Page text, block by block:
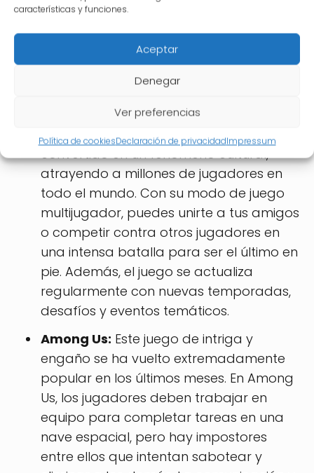
características y funciones.
Aceptar
Denegar
Ver preferencias
Política de cookiesDeclaración de privacidadImpressum
real en busca de Pokémon para
cuenta con eventos especiales y
actualizaciones constantes que
mantienen a los jugadores
enganchados.
Fortnite:Este juego de batalla real se ha
convertido en un fenómeno cultural,
atrayendo a millones de jugadores en
todo el mundo. Con su modo de juego
multijugador, puedes unirte a tus amigos
o competir contra otros jugadores en
una intensa batalla para ser el último en
pie. Además, el juego se actualiza
regularmente con nuevas temporadas,
desafíos y eventos temáticos.
Among Us: Este juego de intriga y
engaño se ha vuelto extremadamente
popular en los últimos meses. En Among
Us, los jugadores deben trabajar en
equipo para completar tareas en una
nave espacial, pero hay impostores
entre ellos que intentan sabotear y